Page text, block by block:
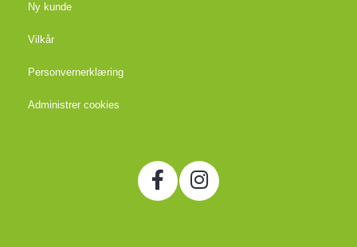
Ny kunde
Vilkår
Personvernerklæring
Administrer cookies